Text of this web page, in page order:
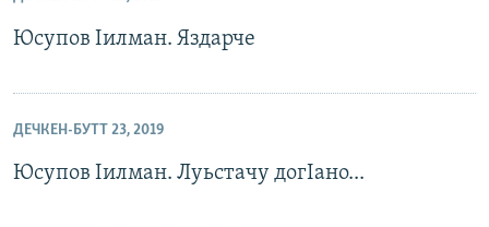
Юсупов Iилман. Яздарче
ДЕЧКЕН-БУТТ 23, 2019
Юсупов Iилман. Луьстачу догIано...